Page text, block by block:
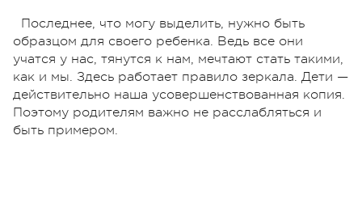
Последнее, что могу выделить, нужно быть
образцом для своего ребенка. Ведь все они
учатся у нас, тянутся к нам, мечтают стать такими,
как и мы. Здесь работает правило зеркала. Дети —
действительно наша усовершенствованная копия.
Поэтому родителям важно не расслабляться и
быть примером.